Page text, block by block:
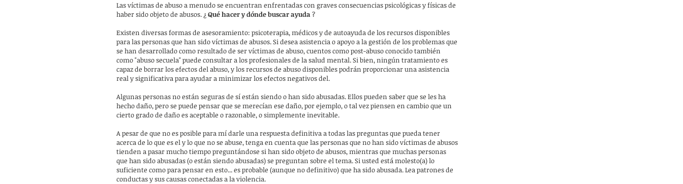
Las víctimas de abuso a menudo se encuentran enfrentadas con graves consecuencias psicológicas y físicas de
haber sido objeto de abusos. ¿ Qué hacer y dónde buscar ayuda?
Existen diversas formas de asesoramiento: psicoterapia, médicos y de autoayuda de los recursos disponibles
para las personas que han sido víctimas de abusos. Si desea asistencia o apoyo a la gestión de los problemas que
se han desarrollado como resultado de ser víctimas de abuso, cuentos como post-abuso conocido también
como "abuso secuela" puede consultar a los profesionales de la salud mental. Si bien, ningún tratamiento es
capaz de borrar los efectos del abuso, y los recursos de abuso disponibles podrán proporcionar una asistencia
real y significativa para ayudar a minimizar los efectos negativos del.
Algunas personas no están seguras de sí están siendo o han sido abusadas. Ellos pueden saber que se les ha
hecho daño, pero se puede pensar que se merecían ese daño, por ejemplo, o tal vez piensen en cambio que un
cierto grado de daño es aceptable o razonable, o simplemente inevitable.
A pesar de que no es posible para mí darle una respuesta definitiva a todas las preguntas que pueda tener
acerca de lo que es el y lo que no se abuse, tenga en cuenta que las personas que no han sido víctimas de abusos
tienden a pasar mucho tiempo preguntándose si han sido objeto de abusos, mientras que muchas personas
que han sido abusadas (o están siendo abusadas) se preguntan sobre el tema. Si usted está molesto(a) lo
suficiente como para pensar en esto... es probable (aunque no definitivo) que ha sido abusada. Lea patrones de
conductas y sus causas conectadas a la violencia.